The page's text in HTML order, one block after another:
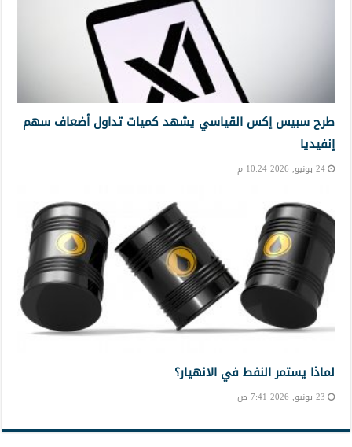
طرح سبيس إكس القياسي يشهد كميات تداول أضعاف سهم
إنفيديا
24 يونيو, 2026 10:24 م
لماذا يستمر النفط في الانهيار؟
23 يونيو, 2026 7:41 ص